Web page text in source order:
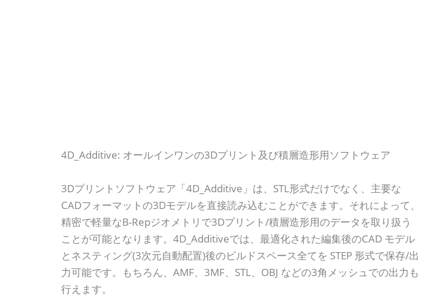
4D_Additive: オールインワンの3Dプリント及び積層造形用ソフトウェア
3Dプリントソフトウェア「4D_Additive」は、STL形式だけでなく、主要な
CADフォーマットの3Dモデルを直接読み込むことができます。それによって、
精密で軽量なB-Repジオメトリで3Dプリント/積層造形用のデータを取り扱う
ことが可能となります。4D_Additiveでは、最適化された編集後のCAD モデル
とネスティング(3次元自動配置)後のビルドスペース全てを STEP 形式で保存/出
力可能です。もちろん、AMF、3MF、STL、OBJ などの3角メッシュでの出力も
行えます。